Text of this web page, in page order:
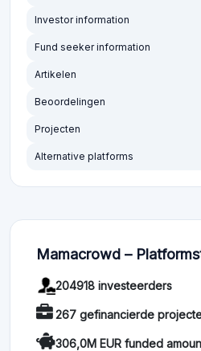
Investor information
Fund seeker information
Artikelen
Beoordelingen
Projecten
Alternative platforms
Mamacrowd –
204918 investeerders
267 gefinancierde
306,0M EUR funded